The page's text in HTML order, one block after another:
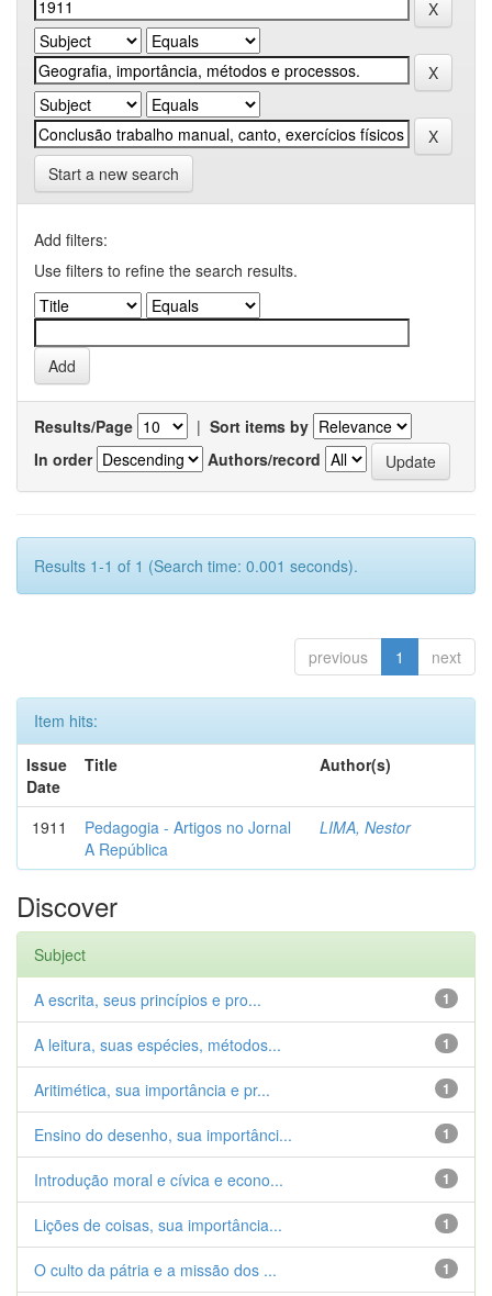
Start a new search
Add filters:
Use filters to refine the search results.
Results/Page | Sort items by
In order
Authors/record
Results 1-1 of 1 (Search time: 0.001 seconds).
previous 1 next
Item hits:
Issue
Date
Title Author(s)
1911
Pedagogia - Artigos no Jornal
A República
LIMA, Nestor
Discover
Subject
1
A escrita, seus princípios e pro...
1
A leitura, suas espécies, métodos...
1
Aritimética, sua importância e pr...
1
Ensino do desenho, sua importânci...
1
Introdução moral e cívica e econo...
1
Lições de coisas, sua importância...
1
O culto da pátria e a missão dos ...